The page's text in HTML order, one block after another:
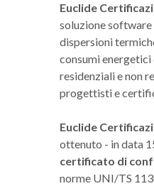
Euclide
soluzione
dispersioni
consumi
residenziali e non
progettisti e
Euclide
ottenuto - in data
certificato di
norme UNI/TS